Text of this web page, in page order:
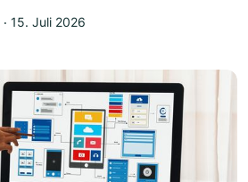
‧ 15. Juli 2026